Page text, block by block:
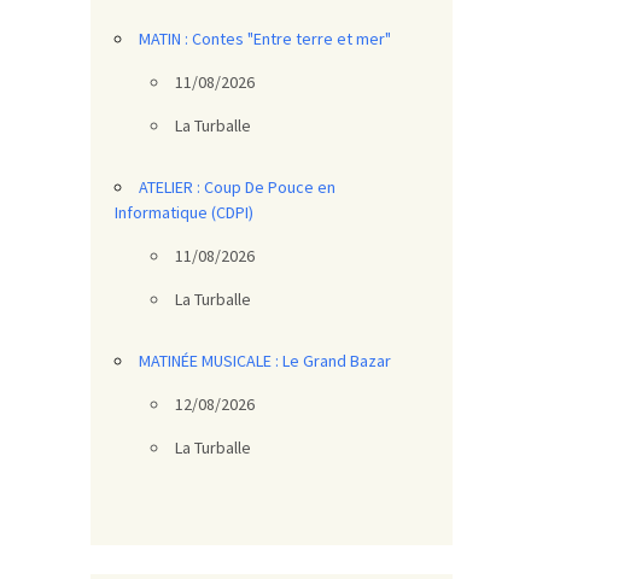
MATIN : Contes "Entre terre et mer"
11/08/2026
La Turballe
ATELIER : Coup De Pouce en
Informatique (CDPI)
11/08/2026
La Turballe
MATINÉE MUSICALE : Le Grand Bazar
12/08/2026
La Turballe